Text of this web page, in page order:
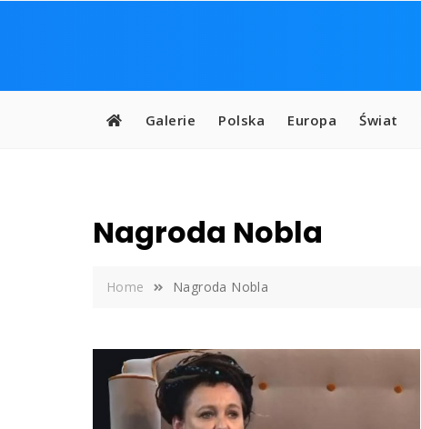
Galerie Polska Europa Świat
Nagroda Nobla
Home Nagroda Nobla